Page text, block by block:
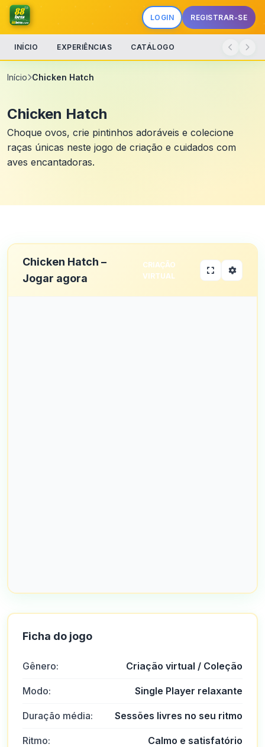
LOGIN REGISTRAR-SE
INÍCIO EXPERIÊNCIAS CATÁLOGO
Início Chicken Hatch
Chicken Hatch
Choque ovos, crie pintinhos adoráveis e colecione
raças únicas neste jogo de criação e cuidados com
aves encantadoras.
Chicken Hatch –
Jogar agora
CRIAÇÃO
VIRTUAL
Ficha do jogo
Gênero: Criação virtual / Coleção
Modo: Single Player relaxante
Duração média: Sessões livres no seu ritmo
Ritmo: Calmo e satisfatório